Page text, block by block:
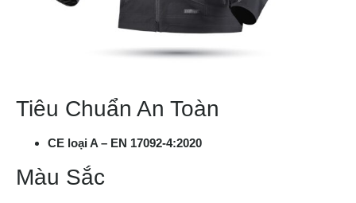
Tiêu Chuẩn An Toàn
CE loại A – EN 17092-4:2020
Màu Sắc